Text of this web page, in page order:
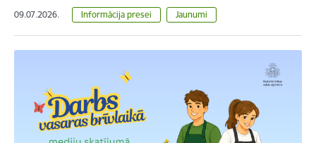
09.07.2026. Informācija presei Jaunumi